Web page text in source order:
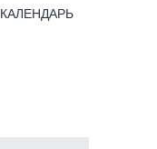
КАЛЕНДАРЬ